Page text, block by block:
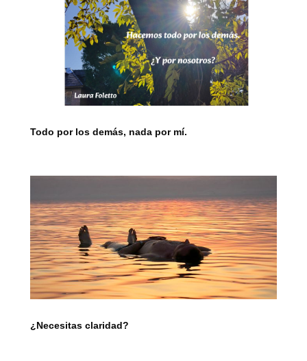
Todo por los demás, nada por mí.
¿Necesitas claridad?